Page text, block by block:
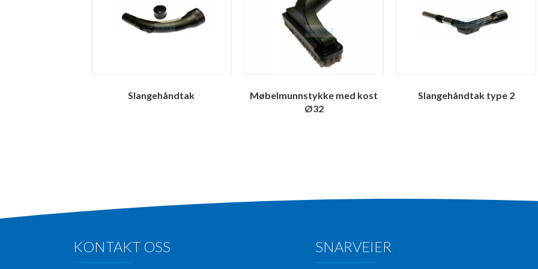
Slangehåndtak
Møbelmunnstykke med kost
Ø32
Slangehåndtak type 2
KONTAKT OSS SNARVEIER